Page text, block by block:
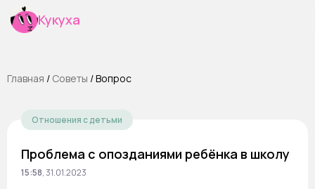
Кукуха
Главная / Cоветы /Вопрос
Отношения с детьми
Проблема с опозданиями ребёнка в школу
15:58,31.01.2023